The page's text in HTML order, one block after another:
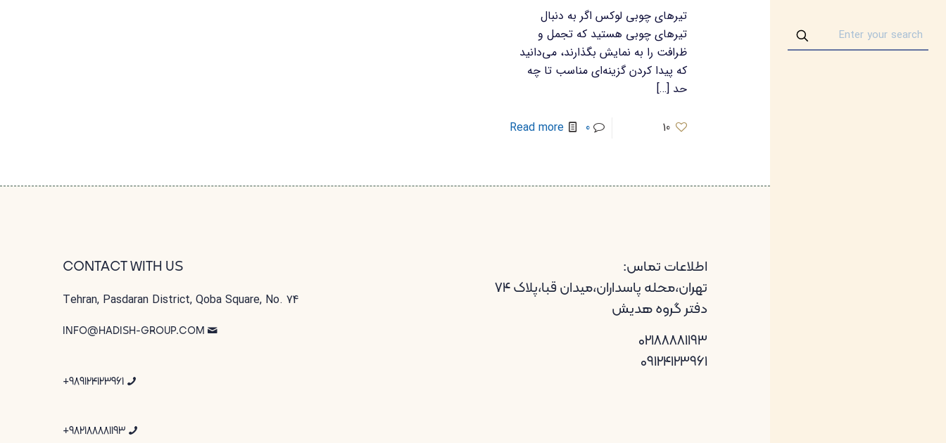
تیرهای چوبی لوکس اگر به دنبال
تیرهای چوبی هستید که تجمل و
ظرافت را به نمایش بگذارند، می‌دانید
که پیدا کردن گزینه‌ای مناسب تا چه
حد […]
10
0
Read more
اطلاعات تماس:
تهران،محله پاسداران،میدان قبا،پلاک ۷۴
دفتر گروه هدیش
02188881193
09124123961
CONTACT WITH US
Tehran, Pasdaran District, Qoba Square, No. 74